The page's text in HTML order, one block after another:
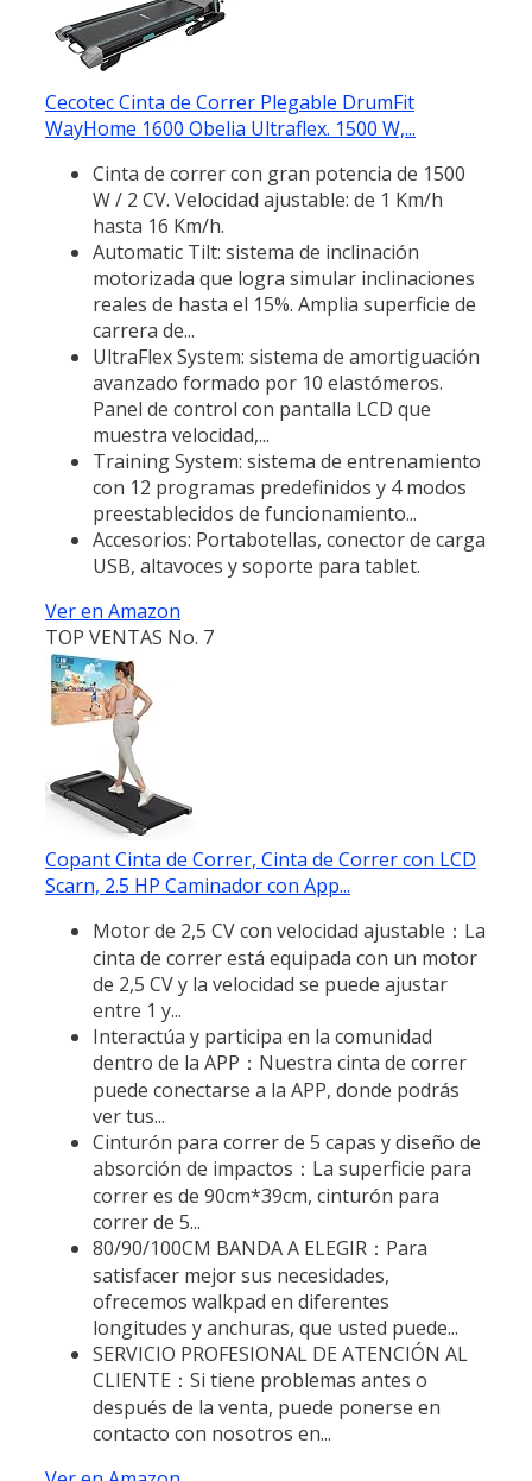
Cecotec Cinta de Correr Plegable DrumFit
WayHome 1600 Obelia Ultraflex. 1500 W,...
Cinta de correr con gran potencia de 1500
W / 2 CV. Velocidad ajustable: de 1 Km/h
hasta 16 Km/h.
Automatic Tilt: sistema de inclinación
motorizada que logra simular inclinaciones
reales de hasta el 15%. Amplia superficie de
carrera de...
UltraFlex System: sistema de amortiguación
avanzado formado por 10 elastómeros.
Panel de control con pantalla LCD que
muestra velocidad,...
Training System: sistema de entrenamiento
con 12 programas predefinidos y 4 modos
preestablecidos de funcionamiento...
Accesorios: Portabotellas, conector de carga
USB, altavoces y soporte para tablet.
Ver en Amazon
TOP VENTAS No. 7
Copant Cinta de Correr, Cinta de Correr con LCD
Scarn, 2.5 HP Caminador con App...
Motor de 2,5 CV con velocidad ajustable：La
cinta de correr está equipada con un motor
de 2,5 CV y la velocidad se puede ajustar
entre 1 y...
Interactúa y participa en la comunidad
dentro de la APP：Nuestra cinta de correr
puede conectarse a la APP, donde podrás
ver tus...
Cinturón para correr de 5 capas y diseño de
absorción de impactos：La superficie para
correr es de 90cm*39cm, cinturón para
correr de 5...
80/90/100CM BANDA A ELEGIR：Para
satisfacer mejor sus necesidades,
ofrecemos walkpad en diferentes
longitudes y anchuras, que usted puede...
SERVICIO PROFESIONAL DE ATENCIÓN AL
CLIENTE：Si tiene problemas antes o
después de la venta, puede ponerse en
contacto con nosotros en...